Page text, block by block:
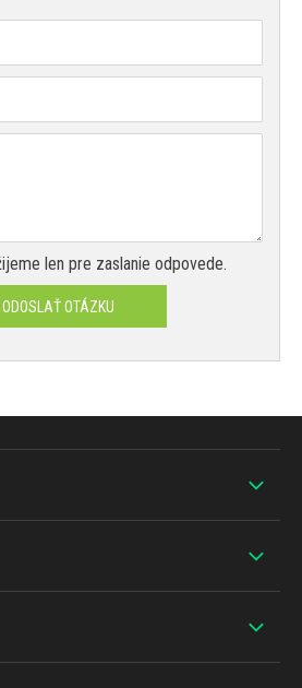
len pre zaslanie odpovede.
ODOSLAŤ OTÁZKU